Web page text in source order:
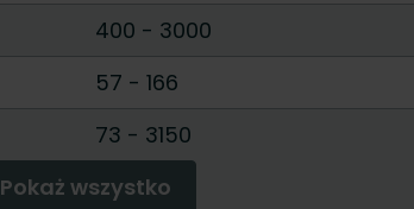
400 - 3000
57 - 166
73 - 3150
Pokaż wszystko